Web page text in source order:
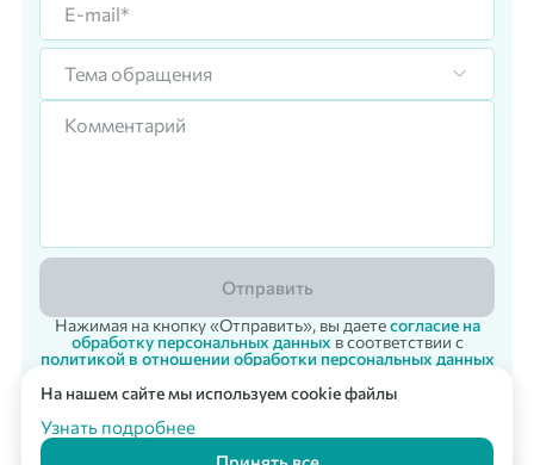
Корпоративный заказ
Тема обращения
Отправить
Нажимая на кнопку «Отправить», вы даетесогласие на
обработку персональных данных в соответствии с
политикой в отношении обработки персональных данных
На нашем сайте мы используем cookie файлы
Узнать подробнее
© 2007 - 2026 «Vpodarok» Радость дарить - радость получать!